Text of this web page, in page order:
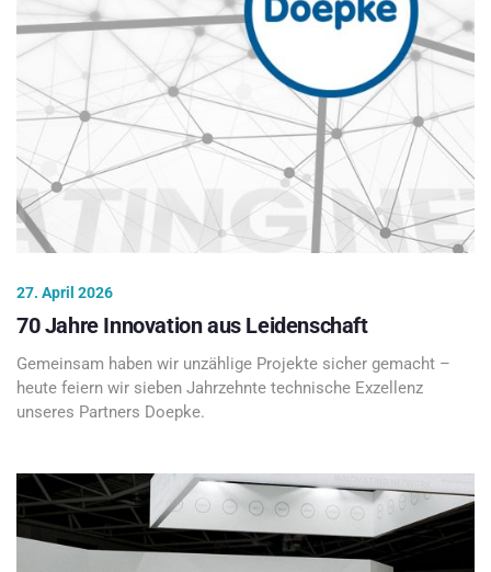
27. April 2026
70 Jahre Innovation aus Leidenschaft
Gemeinsam haben wir unzählige Projekte sicher gemacht –
heute feiern wir sieben Jahrzehnte technische Exzellenz
unseres Partners Doepke.